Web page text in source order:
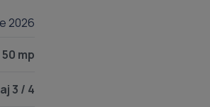
2026
50 mp
3 / 4